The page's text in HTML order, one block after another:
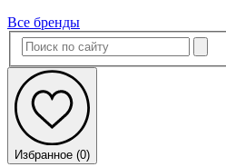
Все бренды
Избранное (0)